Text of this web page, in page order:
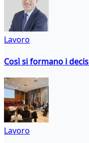
Lavoro
Così si formano i
Lavoro